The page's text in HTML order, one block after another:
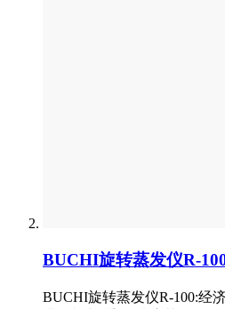
BUCHI旋转蒸发仪R-
BUCHI旋转蒸发仪R-100:经